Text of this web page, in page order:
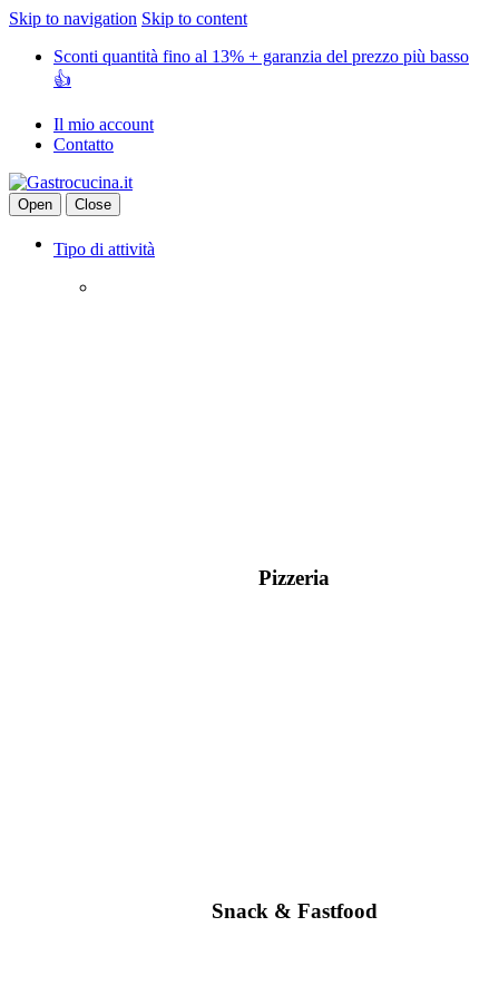
Skip to navigation Skip to content
Sconti quantità fino al 13% + garanzia del prezzo più basso
👍
Il mio account
Contatto
Open Close
Tipo di attività
Pizzeria
Snack & Fastfood